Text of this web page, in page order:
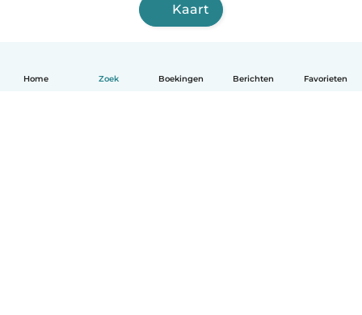
Home Zoek Boekingen Berichten Favorieten
Kaart